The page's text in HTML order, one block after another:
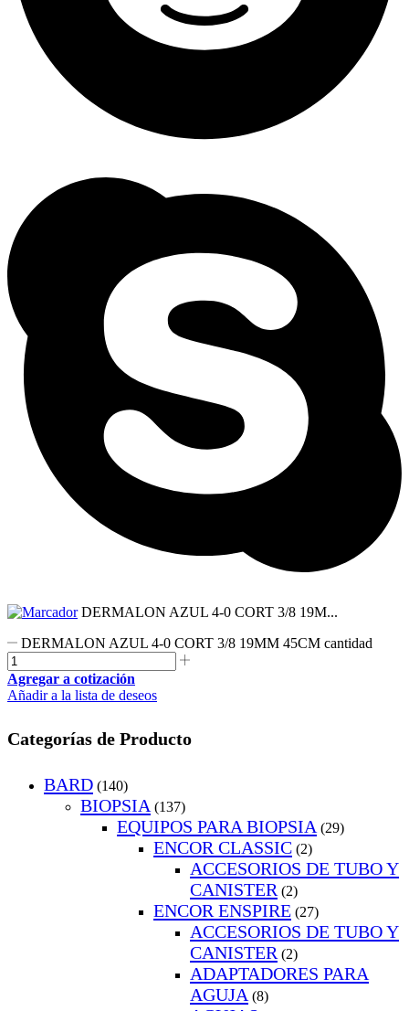
DERMALON AZUL 4-0 CORT 3/8 19M...
DERMALON AZUL 4-0 CORT 3/8 19MM 45CM cantidad
Agregar a cotización
Añadir a la lista de deseos
Categorías de Producto
BARD (140)
BIOPSIA (137)
EQUIPOS PARA BIOPSIA (29)
ENCOR CLASSIC (2)
ACCESORIOS DE TUBO Y
CANISTER (2)
ENCOR ENSPIRE (27)
ACCESORIOS DE TUBO Y
CANISTER (2)
ADAPTADORES PARA
AGUJA (8)